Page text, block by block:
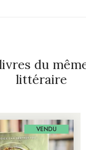
du
littéraire
VENDU